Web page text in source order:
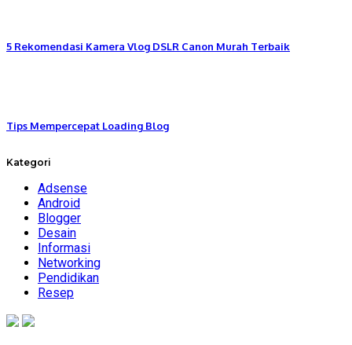
5 Rekomendasi Kamera Vlog DSLR Canon Murah Terbaik
Tips Mempercepat Loading Blog
Kategori
Adsense
Android
Blogger
Desain
Informasi
Networking
Pendidikan
Resep